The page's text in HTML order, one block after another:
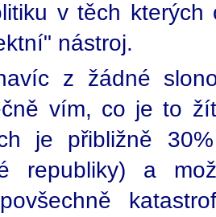
v těch
nástroj.
z žádné
vím, co je to
je přibližně
republiky) a